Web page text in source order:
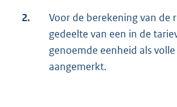
2.
Voor de berekening van de
gedeelte van een in de
genoemde eenheid als
aangemerkt.